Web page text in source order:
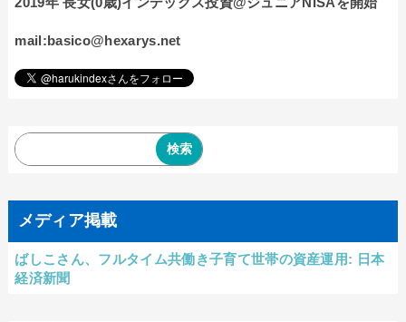
mail:basico@hexarys.net
メディア掲載
ばしこさん、フルタイム共働き子育て世帯の資産運用: 日本
経済新聞